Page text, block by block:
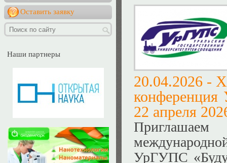
Оставить заявку
Наши партнеры
20.04.2026 -
конференция
22 апреля
УрГУПС